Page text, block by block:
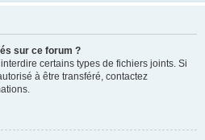
sur ce forum ?
certains types de fichiers joints. Si
à être transféré, contactez